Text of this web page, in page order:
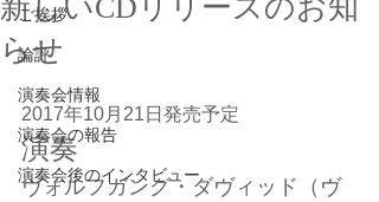
ご挨拶
論評
演奏会情報
演奏会の報告
演奏会後のインタビュー
新しいCDリリースのお知
らせ
2017年10月21日発売予定
​演奏
ヴォルフガング・ダヴィッド（ヴ